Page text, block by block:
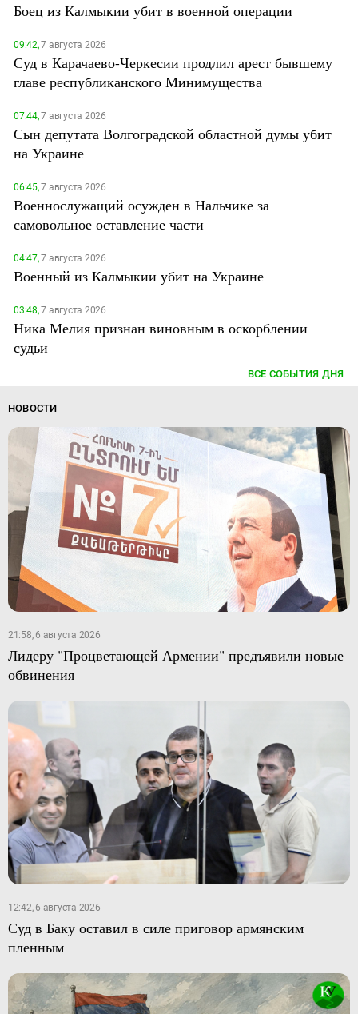
Боец из Калмыкии убит в военной операции
09:42,7 августа 2026
Суд в Карачаево-Черкесии продлил арест бывшему
главе республиканского Минимущества
07:44,7 августа 2026
Сын депутата Волгоградской областной думы убит
на Украине
06:45,7 августа 2026
Военнослужащий осужден в Нальчике за
самовольное оставление части
04:47,7 августа 2026
Военный из Калмыкии убит на Украине
03:48,7 августа 2026
Ника Мелия признан виновным в оскорблении
судьи
ВСЕ СОБЫТИЯ ДНЯ
НОВОСТИ
21:58, 6 августа 2026
Лидеру "Процветающей Армении" предъявили новые
обвинения
12:42, 6 августа 2026
Суд в Баку оставил в силе приговор армянским
пленным